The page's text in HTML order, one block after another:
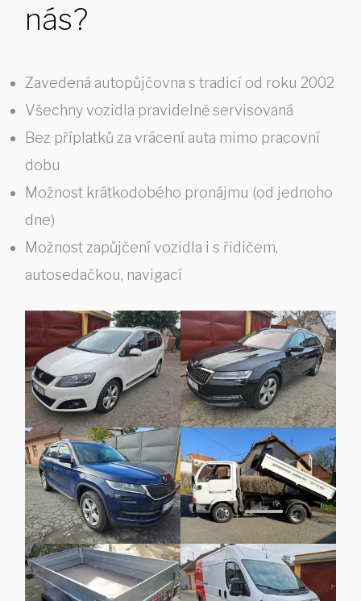
nás?
Zavedená autopůjčovna s tradicí od roku 2002
Všechny vozidla pravidelně servisovaná
Bez příplatků za vrácení auta mimo pracovní
dobu
Možnost krátkodobého pronájmu (od jednoho
dne)
Možnost zapůjčení vozidla i s řidičem,
autosedačkou, navigací
Crypto
Ich habe Crypto Casinos mit
Welche Modelle
Bei den reichen die Angebote